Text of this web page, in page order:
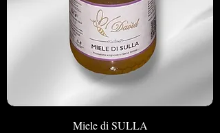
Miele di SULLA